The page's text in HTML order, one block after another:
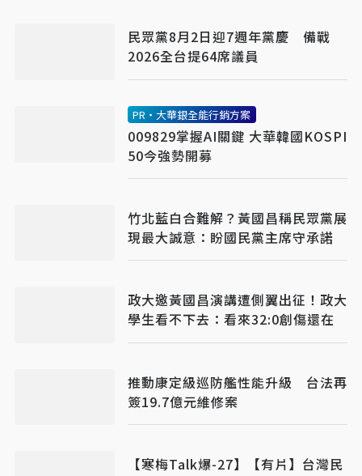
民眾黨8月2日迎7週年黨慶 備戰
2026全台提64席議員
PR・大華銀全能行銷方案
009829掌握AI關鍵 大華韓國KOSPI
50今強勢開募
竹北藍白合難解？黃國昌稱民眾黨展
現最大誠意：盼國民黨主席守承諾
政大邀黃國昌演講遭側翼出征！政大
學生看不下去：看來32:0創傷還在
推動康定級巡防艦性能升級 台法再
簽19.7億元維修案
【寒梅Talk爆-27】【有片】台灣民